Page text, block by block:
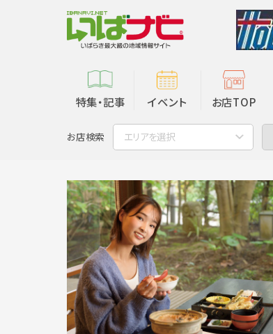
特集・記事 イベント お店TOP
お店検索 エリアを選択